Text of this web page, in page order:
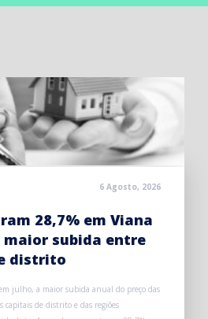
6 Agosto, 2026
28,7% em Viana
maior subida entre
distrito
julho, a maior subida anual do preço das
capitais de distrito e das regiões